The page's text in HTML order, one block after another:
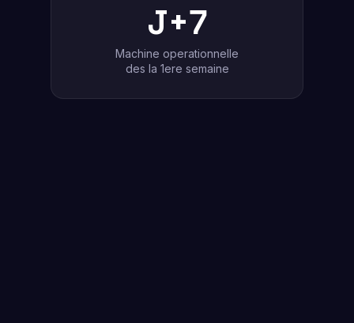
J+7
Machine operationnelle
des la 1ere semaine